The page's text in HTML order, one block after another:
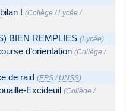
! (Collège /Lycée /
BIEN REMPLIES (Lycée)
d’orientation (Collège /
de raid (EPS / UNSS)
Excideuil (Collège /